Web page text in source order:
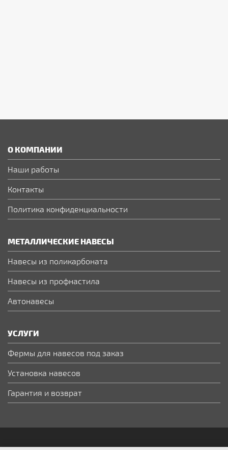
О КОМПАНИИ
Наши работы
Контакты
Политика конфиденциальности
МЕТАЛЛИЧЕСКИЕ НАВЕСЫ
Навесы из поликарбоната
Навесы из профнастила
Автонавесы
УСЛУГИ
Фермы для навесов под заказ
Установка навесов
Гарантия и возврат